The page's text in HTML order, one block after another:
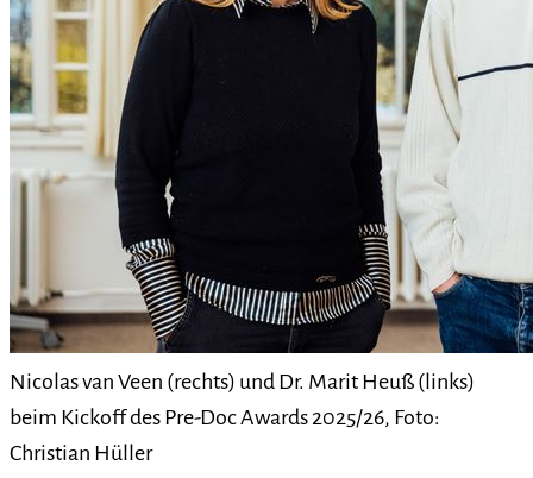
Nicolas van Veen (rechts) und Dr. Marit Heuß (links)
beim Kickoff des Pre-Doc Awards 2025/26, Foto:
Christian Hüller